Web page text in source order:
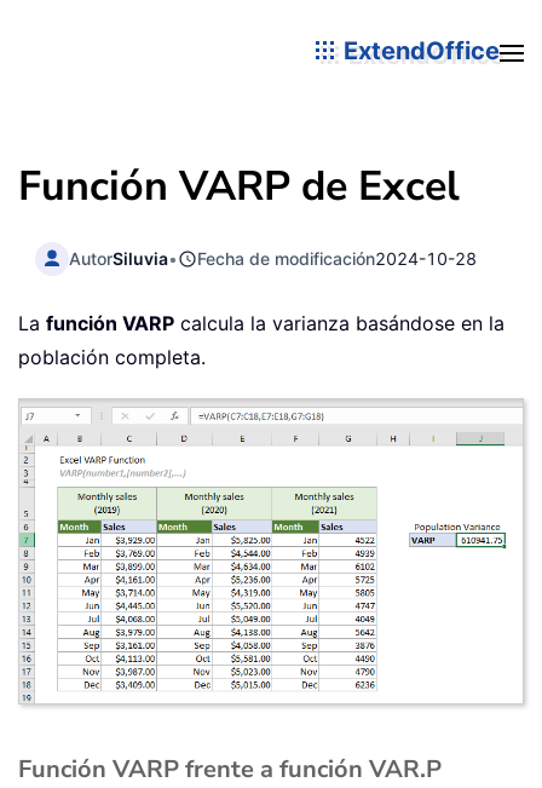
ExtendOffice
Función VARP de Excel
AutorSiluvia• Fecha de modificación2024-10-28
La función VARP calcula la varianza basándose en la
población completa.
Función VARP frente a función VAR.P